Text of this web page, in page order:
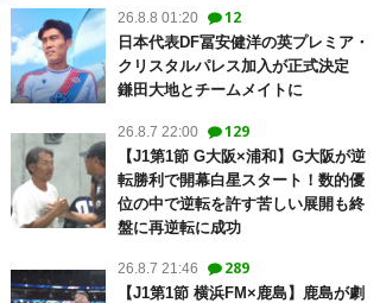
26.8.8 01:20 12
日本代表DF冨安健洋の英プレミア・
クリスタルパレス加入が正式決定
鎌田大地とチームメイトに
26.8.7 22:00 129
【J1第1節 G大阪×浦和】G大阪が逆
転勝利で開幕白星スタート！数的優
位の中で逆転を許す苦しい展開も終
盤に再逆転に成功
26.8.7 21:46 289
【J1第1節 横浜FM×鹿島】鹿島が劇